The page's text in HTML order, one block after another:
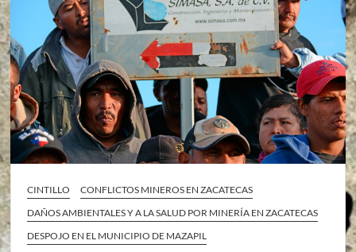
CINTILLO
CONFLICTOS MINEROS EN ZACATECAS
DAÑOS AMBIENTALES Y A LA SALUD POR MINERÍA EN ZACATECAS
DESPOJO EN EL MUNICIPIO DE MAZAPIL